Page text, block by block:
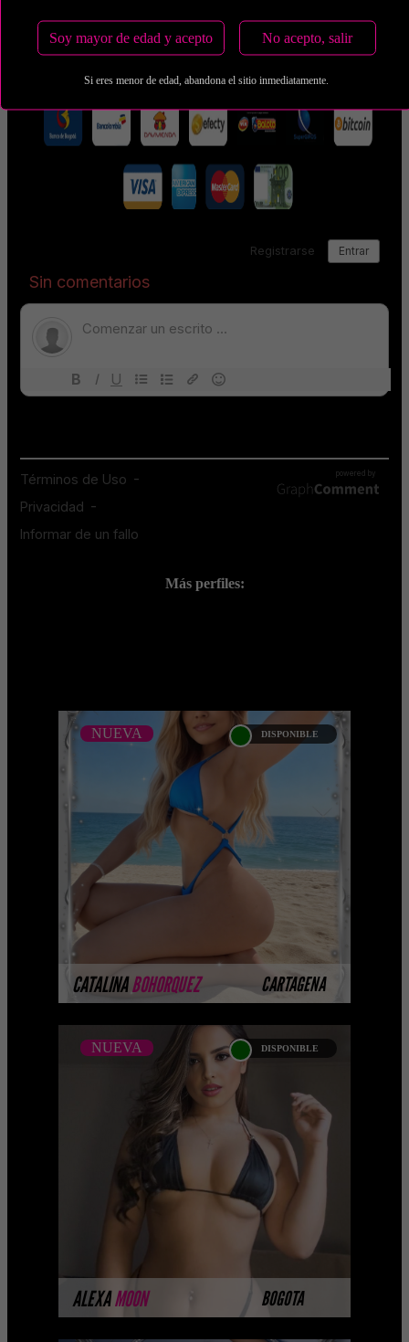
Soy mayor de edad y acepto No acepto, salir
Si eres menor de edad, abandona el sitio inmediatamente.
Estas tarifas incluyen transporte y preservativos
Medio de Pago:
Más perfiles:
CATALINABOHORQUEZ CARTAGENA
NUEVA DISPONIBLE
CATALINA BOHORQUEZ -
CATALOGO PLATINO
NUEVA
Platinum Esta modelo pertenece a
nuestro Catálogo Privado Platinum.
Selección privada de modelos con un
nivel de belleza y perform ...
MÁS INFORMACIÓN
ALEXAMOON BOGOTA
NUEVA DISPONIBLE
NUEVA
Próximamente.... Algunas de nuestras
modelos aún no tienen imágenes
disponibles en la web porque están
completando su sesión ...
MÁS INFORMACIÓN